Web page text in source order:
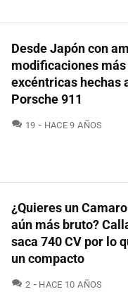
Desde Japón con
modificaciones más
excéntricas hechas
Porsche 911
19 COMENTARIOS
HACE 9 AÑOS
¿Quieres un
aún más bruto?
saca 740 CV por lo
un compacto
2 COMENTARIOS
HACE 10 AÑOS